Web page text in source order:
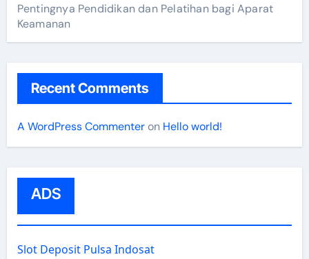
Pentingnya Pendidikan dan Pelatihan bagi Aparat
Keamanan
Recent Comments
A WordPress Commenteron Hello world!
ADS
Slot Deposit Pulsa Indosat